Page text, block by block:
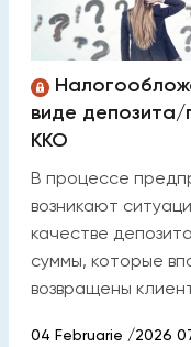
виде депозита/
ККО
В процессе
возникают
качестве
суммы, которые
возвращены
04 Februarie /2026